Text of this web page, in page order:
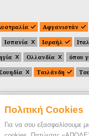
Πολιτική Cookies
Για να σου εξασφαλίσουμε
Αφγανιστάν
Ισπανία Ισραήλ
Ολλανδία όπου
Ταιλάνδη